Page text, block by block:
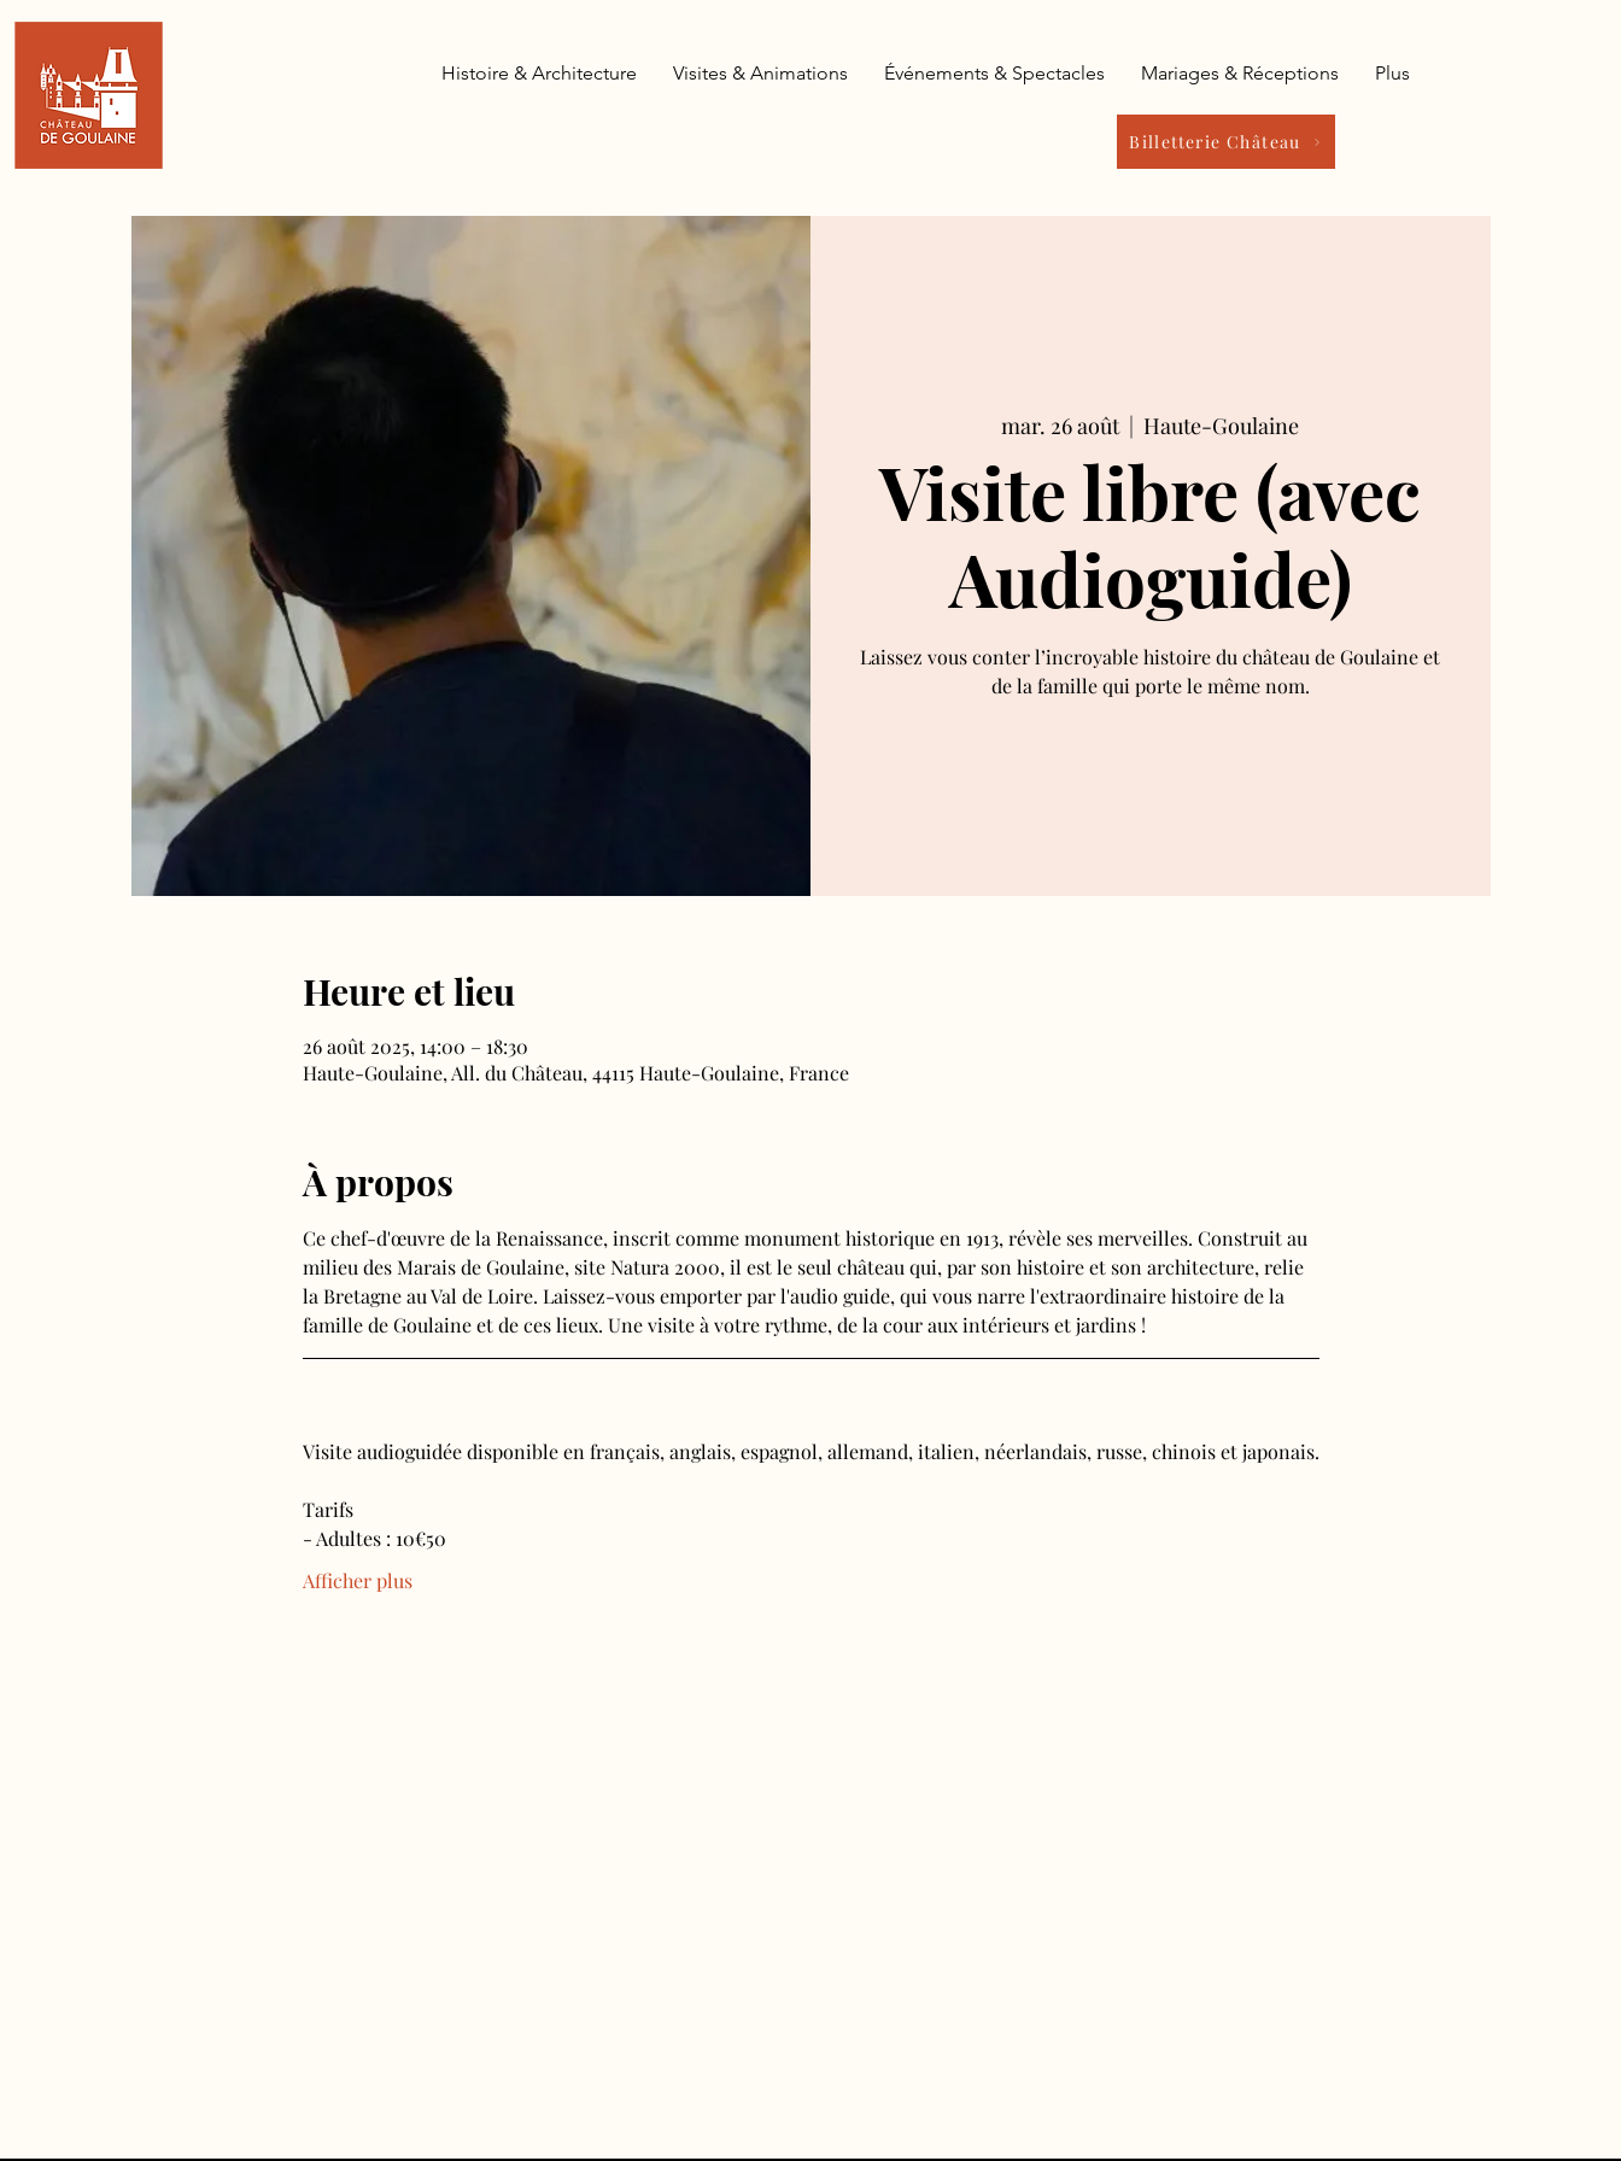
Billetterie Château
Histoire & Architecture Visites & Animations Événements & Spectacles Mariages & Réceptions Plus
mar. 26 août
  |
Haute-Goulaine
Visite libre (avec
Audioguide)
Laissez vous conter l’incroyable histoire du château de Goulaine et
de la famille qui porte le même nom.
Heure et lieu
26 août 2025, 14:00 – 18:30
Haute-Goulaine, All. du Château, 44115 Haute-Goulaine, France
À propos
Ce chef-d'œuvre de la Renaissance, inscrit comme monument historique en 1913, révèle ses merveilles. Construit au
milieu des Marais de Goulaine, site Natura 2000, il est le seul château qui, par son histoire et son architecture, relie
la Bretagne au Val de Loire. Laissez-vous emporter par l'audio guide, qui vous narre l'extraordinaire histoire de la
famille de Goulaine et de ces lieux. Une visite à votre rythme, de la cour aux intérieurs et jardins !
Visite audioguidée disponible en français, anglais, espagnol, allemand, italien, néerlandais, russe, chinois et japonais.
Tarifs
- Adultes : 10€50
Afficher plus